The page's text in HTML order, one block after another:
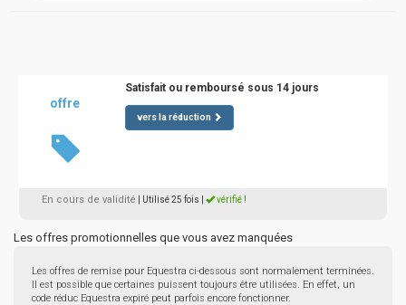
offre
Satisfait ou remboursé sous 14 jours
vers la réduction
En cours de validité | Utilisé 25 fois vérifié !
Les offres promotionnelles que vous avez manquées
Les offres de remise pour Equestra ci-dessous sont normalement terminées.
Il est possible que certaines puissent toujours être utilisées. En effet, un
code réduc Equestra expiré peut parfois encore fonctionner.